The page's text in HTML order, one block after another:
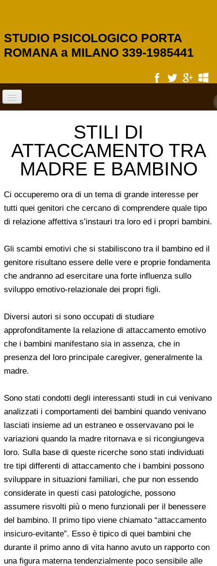
STUDIO PSICOLOGICO PORTA
ROMANA a MILANO 339-1985441
SERVIZI
PSICOLOGIA SCOLASTICA
PSICOLOGO DI BASE
CHI SIAMO
TARIFFARIO
ARTICOLI
CONVENZIONI
CONTATTACI
STILI DI
ATTACCAMENTO TRA
MADRE E BAMBINO
Ci occuperemo ora di un tema di grande interesse per
tutti quei genitori che cercano di comprendere quale tipo
di relazione affettiva s’instauri tra loro ed i propri bambini.
Gli scambi emotivi che si stabiliscono tra il bambino ed il
genitore risultano essere delle vere e proprie fondamenta
che andranno ad esercitare una forte influenza sullo
sviluppo emotivo-relazionale dei propri figli.
Diversi autori si sono occupati di studiare
approfonditamente la relazione di attaccamento emotivo
che i bambini manifestano sia in assenza, che in
presenza del loro principale caregiver, generalmente la
madre.
Sono stati condotti degli interessanti studi in cui venivano
analizzati i comportamenti dei bambini quando venivano
lasciati insieme ad un estraneo e osservavano poi le
variazioni quando la madre ritornava e si ricongiungeva
loro. Sulla base di queste ricerche sono stati individuati
tre tipi differenti di attaccamento che i bambini possono
sviluppare in situazioni familiari, che pur non essendo
considerate in questi casi patologiche, possono
assumere risvolti più o meno funzionali per il benessere
del bambino. Il primo tipo viene chiamato “attaccamento
insicuro-evitante”. Esso è tipico di quei bambini che
durante il primo anno di vita hanno avuto un rapporto con
una figura materna tendenzialmente poco sensibile alle